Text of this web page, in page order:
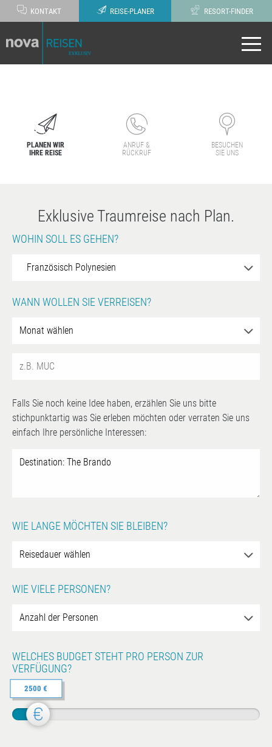
KONTAKT REISE-PLANER RESORT-FINDER
PLANEN WIR
IHRE REISE
ANRUF &
RÜCKRUF
BESUCHEN
SIE UNS
Exklusive Traumreise nach Plan.
WOHIN SOLL ES GEHEN?
WANN WOLLEN SIE VERREISEN?
Falls Sie noch keine Idee haben, erzählen Sie uns bitte
stichpunktartig was Sie erleben möchten oder verraten Sie uns
einfach Ihre persönliche Interessen:
WIE LANGE MÖCHTEN SIE BLEIBEN?
WIE VIELE PERSONEN?
WELCHES BUDGET STEHT PRO PERSON ZUR
VERFÜGUNG?
2500 €